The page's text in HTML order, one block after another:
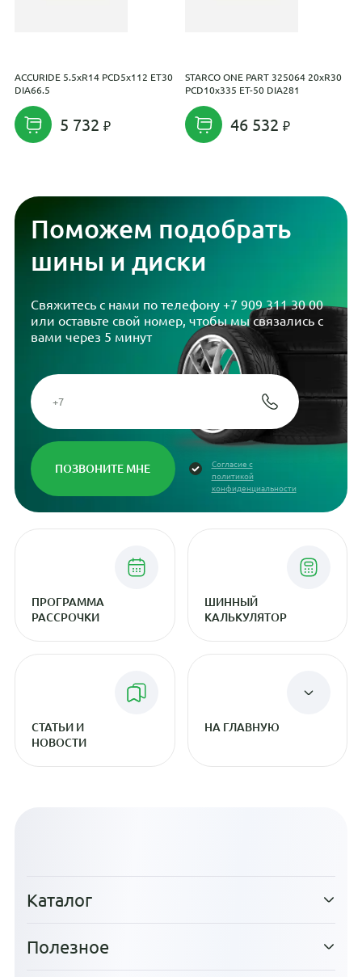
ACCURIDE 5.5xR14 PCD5x112 ET30
DIA66.5
5 732
STARCO ONE PART 325064 20xR30
PCD10x335 ET-50 DIA281
46 532
Поможем подобрать
шины и диски
Свяжитесь с нами по телефону +7 909 311 30 00
или оставьте свой номер, чтобы мы связались с
вами через 5 минут
Согласие с
политикой
конфиденциальности
ПРОГРАММА
РАССРОЧКИ
ШИННЫЙ
КАЛЬКУЛЯТОР
СТАТЬИ И
НОВОСТИ
НА ГЛАВНУЮ
Каталог
Полезное